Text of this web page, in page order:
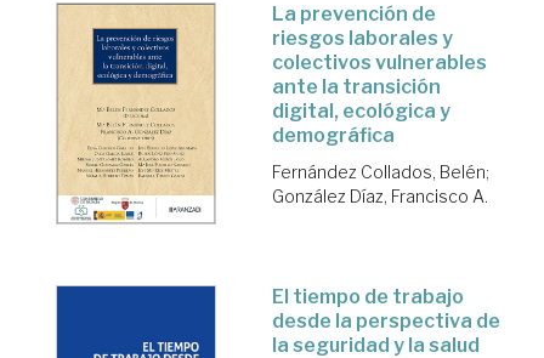
La prevención de
riesgos laborales y
colectivos vulnerables
ante la transición
digital, ecológica y
demográfica
Fernández Collados, Belén;
González Díaz, Francisco A.
El tiempo de trabajo
desde la perspectiva de
la seguridad y la salud